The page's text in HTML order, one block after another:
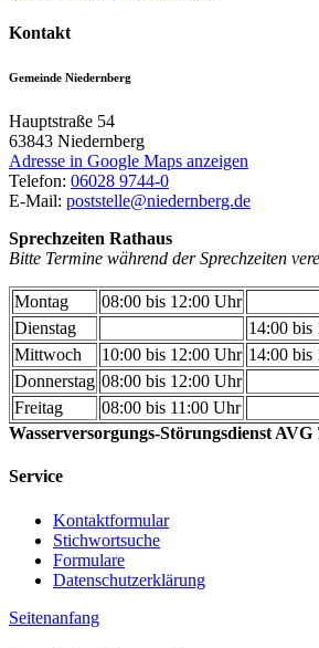
Kontakt
Gemeinde Niedernberg
Hauptstraße 54
63843 Niedernberg
Adresse in Google Maps anzeigen
Telefon: 06028 9744-0
E-Mail: poststelle@niedernberg.de
Sprechzeiten Rathaus
Bitte Termine während der Sprechzeiten
Montag
08:00 bis 12:00 Uhr
Dienstag
14:00 bis
Mittwoch
10:00 bis 12:00 Uhr 14:00 bis
Donnerstag 08:00 bis 12:00 Uhr
Freitag
08:00 bis 11:00 Uhr
Wasserversorgungs-Störungsdienst AVG
Service
Kontaktformular
Stichwortsuche
Formulare
Datenschutzerklärung
Seitenanfang